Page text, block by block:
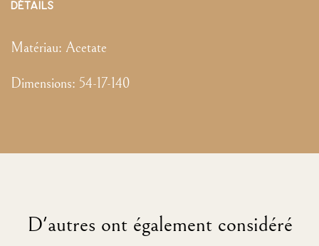
DÉTAILS
Matériau: Acetate
Dimensions: 54-17-140
D'autres ont également considéré